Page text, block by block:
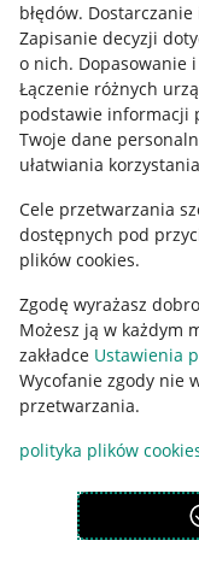
błędów.
Zapisanie decyzji
o nich. Dopasowanie
Łączenie różnych
podstawie informacji
Twoje dane
ułatwiania
Cele przetwarzania
dostępnych pod
plików cookies.
Zgodę wyrażasz
Możesz ją w każdym
zakładce Ustawienia
Wycofanie zgody nie
przetwarzania.
polityka plików
Informacje prawne
Regulamin
Polityka plików
Ustawienia plików
Udostępnianie
Informacje dla Aktu o
Pobierz aplikację